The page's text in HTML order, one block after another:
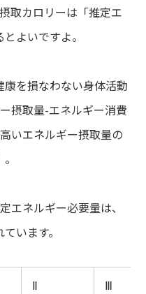
取カロリーは「推定エ
よいですよ。
を損なわない身体活動
摂取量-エネルギー消費
いエネルギー摂取量の
エネルギー必要量は、
います。
Ⅱ Ⅲ